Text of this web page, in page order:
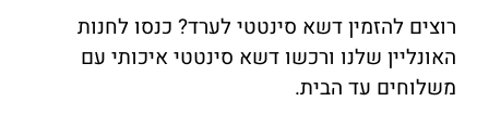
רוצים להזמין דשא סינטטי לערד? כנסו לחנות
האונליין שלנו ורכשו דשא סינטטי איכותי עם
משלוחים עד הבית.